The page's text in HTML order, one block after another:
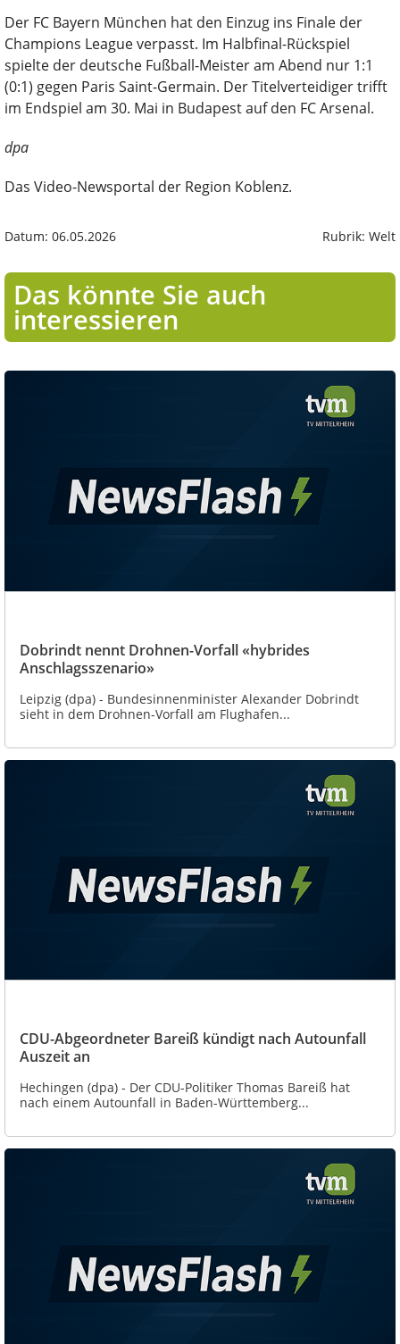
Der FC Bayern München hat den Einzug ins Finale der
Champions League verpasst. Im Halbfinal-Rückspiel
spielte der deutsche Fußball-Meister am Abend nur 1:1
(0:1) gegen Paris Saint-Germain. Der Titelverteidiger trifft
im Endspiel am 30. Mai in Budapest auf den FC Arsenal.
dpa
Das Video-Newsportal der Region Koblenz.
Datum: 06.05.2026 Rubrik: Welt
Das könnte Sie auch
interessieren
Dobrindt nennt Drohnen-Vorfall «hybrides
Anschlagsszenario»
Leipzig (dpa) - Bundesinnenminister Alexander Dobrindt
sieht in dem Drohnen-Vorfall am Flughafen...
CDU-Abgeordneter Bareiß kündigt nach Autounfall
Auszeit an
Hechingen (dpa) - Der CDU-Politiker Thomas Bareiß hat
nach einem Autounfall in Baden-Württemberg...